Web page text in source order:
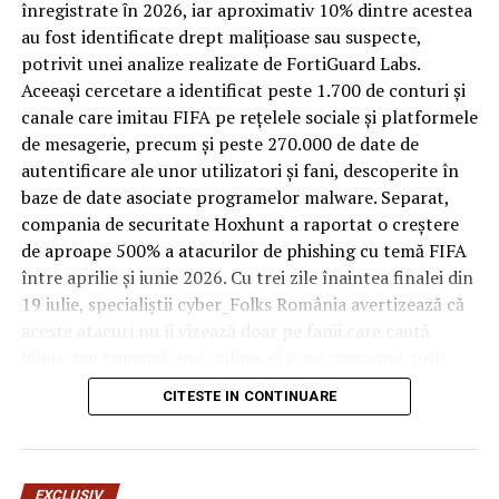
trece printr-un ciclu de utilizare intensă: oaspeți diferiți,
bagaje trase pe roți, curățenie zilnică, uneori mai multe
rezervări consecutive în aceeași săptămână. Această
frecvență ridicată de utilizare pune presiune reală pe
orice suprafață, iar pardoseala este printre primele
elemente afectate vizibil, mai ales în zona din jurul
patului și a ușii de acces.
În etapa de renovare sau construcție, administratorii
care iau în calcul mocheta trafic intenspentru zonele
cu rotație mare reduc riscul de uzură prematură și de
decolorare vizibilă în punctele de trecere frecventă. Este
o decizie care ține mai puțin de stil și mai mult de
după primele sezoane de utilizare intensă.
amintire pentru motivele
înregistrate ȋn 2026, iar aproximativ 10% dintre acestea
au fost identificate drept malițioase sau suspecte,
potrivit unei analize realizate de FortiGuard Labs.
Aceeași cercetare a identificat peste 1.700 de conturi și
canale care imitau FIFA pe rețelele sociale și platformele
de mesagerie, precum și peste 270.000 de date de
autentificare ale unor utilizatori și fani, descoperite în
baze de date asociate programelor malware. Separat,
compania de securitate Hoxhunt a raportat o creștere
de aproape 500% a atacurilor de phishing cu temă FIFA
între aprilie și iunie 2026. Cu trei zile înaintea finalei din
19 iulie, specialiștii cyber_Folks România avertizează că
conturile, dispozitivele și infrastructura digitală
utilizate de angajați.
paralelă a fraudei, dar dimensiunea din acest an este
CITESTE IN CONTINUARE
EXCLUSIV